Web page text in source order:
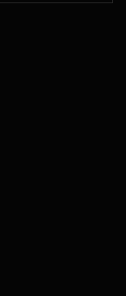
如家庭办公），
能低的水平，但
会导致操作上的